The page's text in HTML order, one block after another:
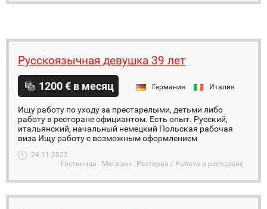
Русскоязычная девушка 39 лет
1200 € в месяц Германия Италия
Ищу работу по уходу за престарелыми, детьми либо
работу в ресторане официантом. Есть опыт. Русский,
итальянский, начальный немецкий Польская рабочая
виза Ищу работу с возможным оформлением
24.11.2022
Гостиница - Магазин - Ресторан / Работа в ресторане